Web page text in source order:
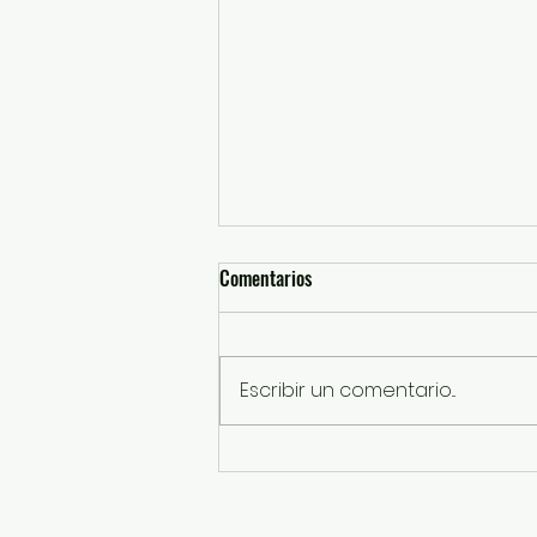
Concluye con éxito curso de
Comentarios
Escribir un comentario...